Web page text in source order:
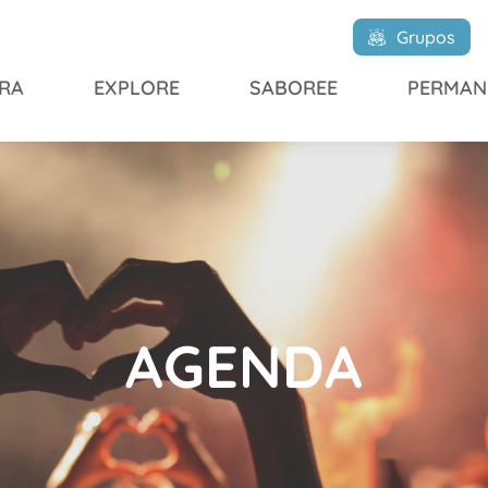
Grupos
EXPLORE SABOREE
AGENDA